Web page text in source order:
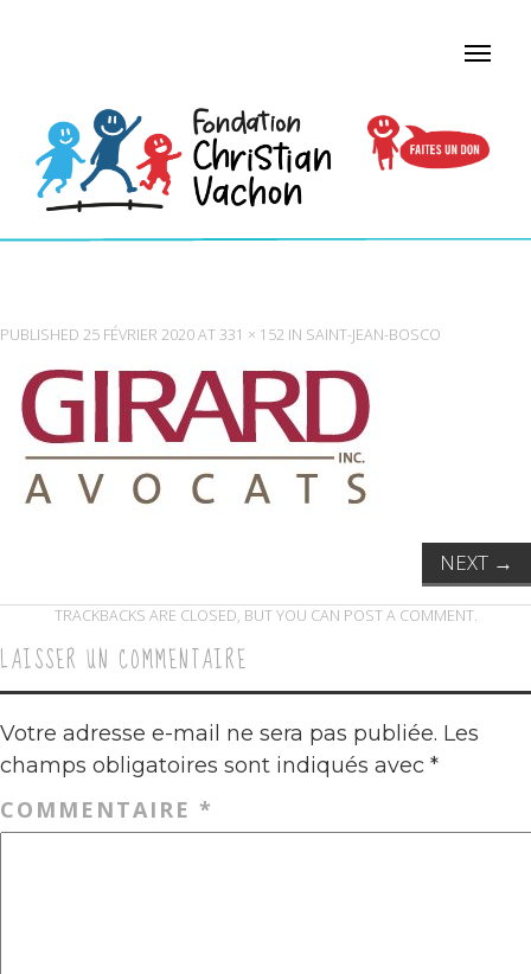
PUBLISHED 25 FÉVRIER 2020AT331 × 152 IN SAINT-JEAN-BOSCO
NEXT →
TRACKBACKS ARE CLOSED, BUT YOU CAN POST A COMMENT.
LAISSER UN COMMENTAIRE
Votre adresse e-mail ne sera pas publiée. Les
champs obligatoires sont indiqués avec *
COMMENTAIRE *